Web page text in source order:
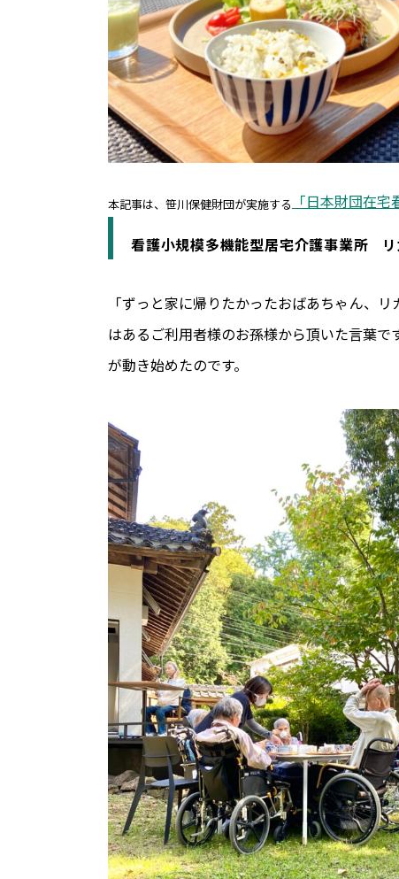
本記事は、笹川保健財団が実施する 「日本財団在
看護小規模多機能型居宅介護事業所 リ
「ずっと家に帰りたかったおばあちゃん、
はあるご利用者様のお孫様から頂いた言葉で
が動き始めたのです。